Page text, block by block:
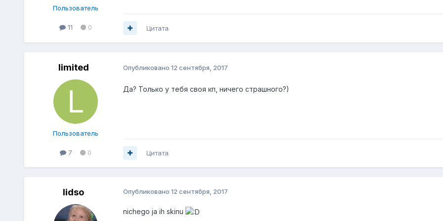
Пользователь
11 0 Цитата
limited
Пользователь
7 0
Опубликовано 12 сентября, 2017
Да? Только у тебя своя кп, ничего страшного?)
Цитата
lidso Опубликовано 12 сентября, 2017
nichego ja ih skinu